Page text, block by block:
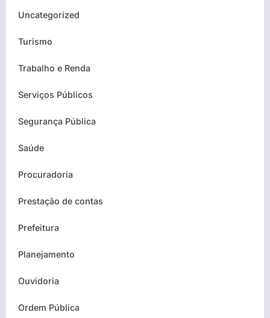
Uncategorized
Turismo
Trabalho e Renda
Serviços Públicos
Segurança Pública
Saúde
Procuradoria
Prestação de contas
Prefeitura
Planejamento
Ouvidoria
Ordem Pública